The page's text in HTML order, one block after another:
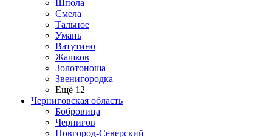
Шпола
Смела
Тальное
Умань
Ватутино
Жашков
Золотоноша
Звенигородка
Ещё 12
Черниговская область
Бобровица
Чернигов
Новгород-Северский